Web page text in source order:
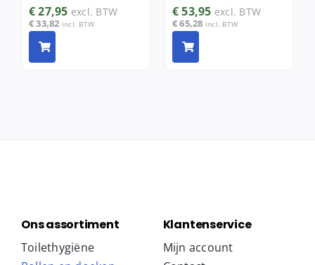
€27,95 excl. BTW
€33,82 incl. BTW
€53,95 excl. BTW
€65,28 incl. BTW
Ons assortiment
Toilethygiëne
Klantenservice
Mijn account